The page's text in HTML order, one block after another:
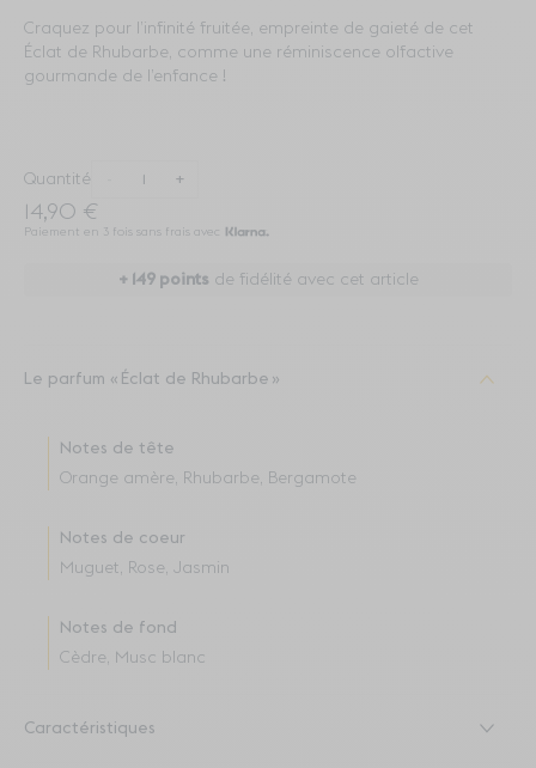
Craquez pour l’infinité fruitée, empreinte de gaieté de cet
Éclat de Rhubarbe, comme une réminiscence olfactive
gourmande de l’enfance !
Quantité +
14,90 €
Paiement en 3 fois sans frais avec
+ 149points de fidélité avec cet article
Le parfum Éclat de Rhubarbe
Notes de tête
Orange amère, Rhubarbe, Bergamote
Notes de coeur
Muguet, Rose, Jasmin
Notes de fond
Cèdre, Musc blanc
Caractéristiques